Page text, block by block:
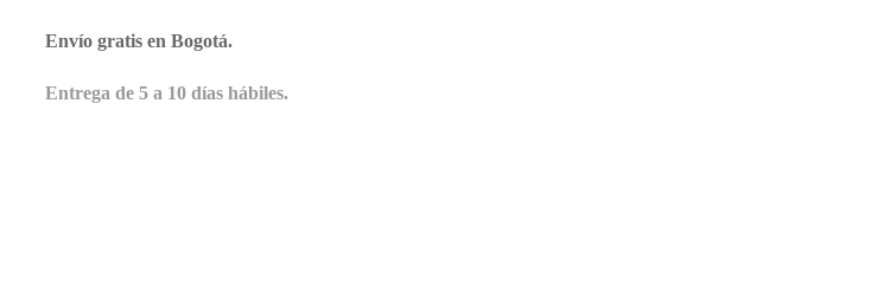
Envío gratis en Bogotá.
Entrega de 5 a 10 días hábiles.